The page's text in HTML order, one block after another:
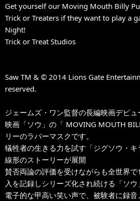
Get yourself our Moving Mouth Billy
Trick or Treaters if they want to play a
Night!
Trick or Treat Studios
Saw TM & © 2014 Lions Gate
reserved.
ジェームズ・ワン監督の長編映画デビ
映画「ソウ」の「 MOVING MOUTH
リーのラバーマスクです。
犠牲者の生きる力を試す「ジグソウ・
線形のストーリーが展開
賛否両論の評価を受けながらも全世界
入を記録しシリーズ化され続ける「ソウ」
電子的な甲高い笑い声で、被験者に録